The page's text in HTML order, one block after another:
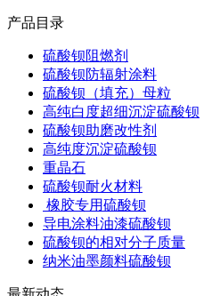
产品目录
硫酸钡阻燃剂
硫酸钡防辐射涂料
硫酸钡（填充）母粒
高纯白度超细沉淀硫酸钡
硫酸钡助磨改性剂
高纯度沉淀硫酸钡
重晶石
硫酸钡耐火材料
橡胶专用硫酸钡
导电涂料油漆硫酸钡
硫酸钡的相对分子质量
纳米油墨颜料硫酸钡